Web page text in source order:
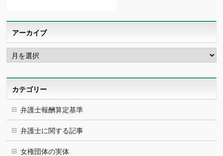
アーカイブ
ア
ー
カ
カテゴリー
弁護士報酬算定基準
弁護士に関する記事
女権団体の実体